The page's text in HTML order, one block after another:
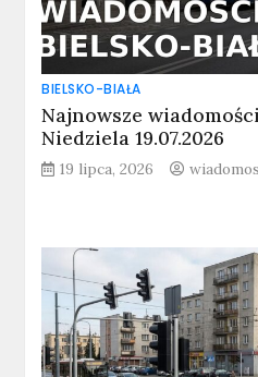
BIELSKO-BIAŁA
Najnowsze
Niedziela 19.07.2026
19 lipca, 2026